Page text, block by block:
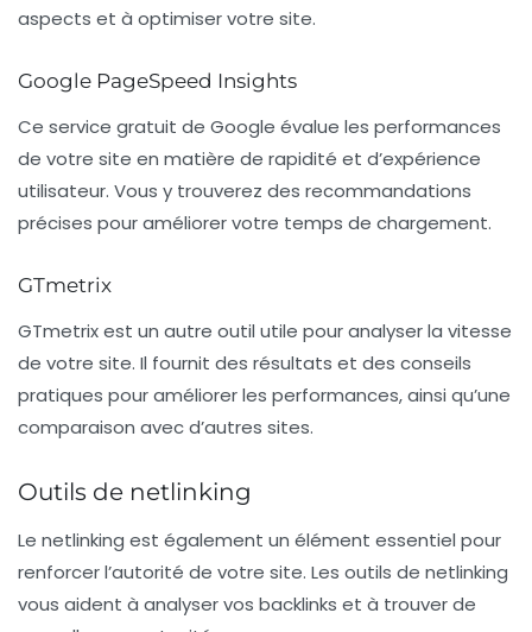
aspects et à optimiser votre site.
Google PageSpeed Insights
Ce service gratuit de Google évalue les performances
de votre site en matière de rapidité et d’expérience
utilisateur. Vous y trouverez des recommandations
précises pour améliorer votre temps de chargement.
GTmetrix
GTmetrixest un autre outil utile pour analyser la vitesse
de votre site. Il fournit des résultats et des conseils
pratiques pour améliorer les performances, ainsi qu’une
comparaison avec d’autres sites.
Outils de netlinking
Le netlinking est également un élément essentiel pour
renforcer l’autorité de votre site. Les outils de netlinking
vous aident à analyser vos backlinks et à trouver de